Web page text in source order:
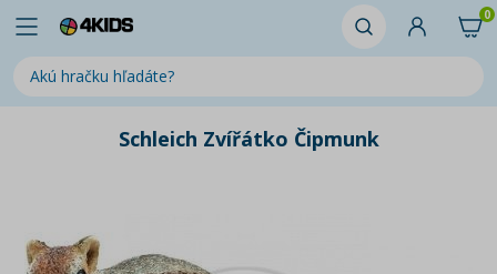
0
Schleich Zvířátko Čipmunk